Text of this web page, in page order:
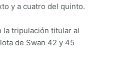
y a cuatro del quinto.
la tripulación titular al
de Swan 42 y 45